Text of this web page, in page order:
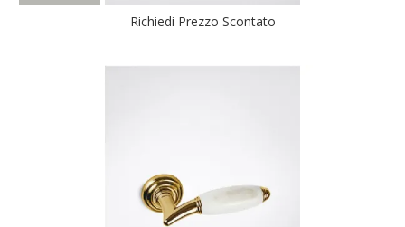
Richiedi Prezzo Scontato